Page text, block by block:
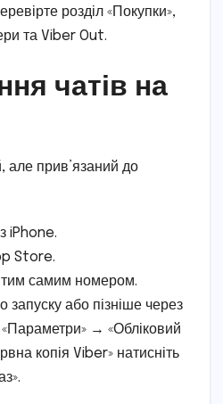
розділ «Покупки»,
та Viber Out.
чатів на
але прив’язаний до
iPhone.
Store.
тим самим номером.
запуску або пізніше через
→ «Обліковий
копія Viber» натисніть